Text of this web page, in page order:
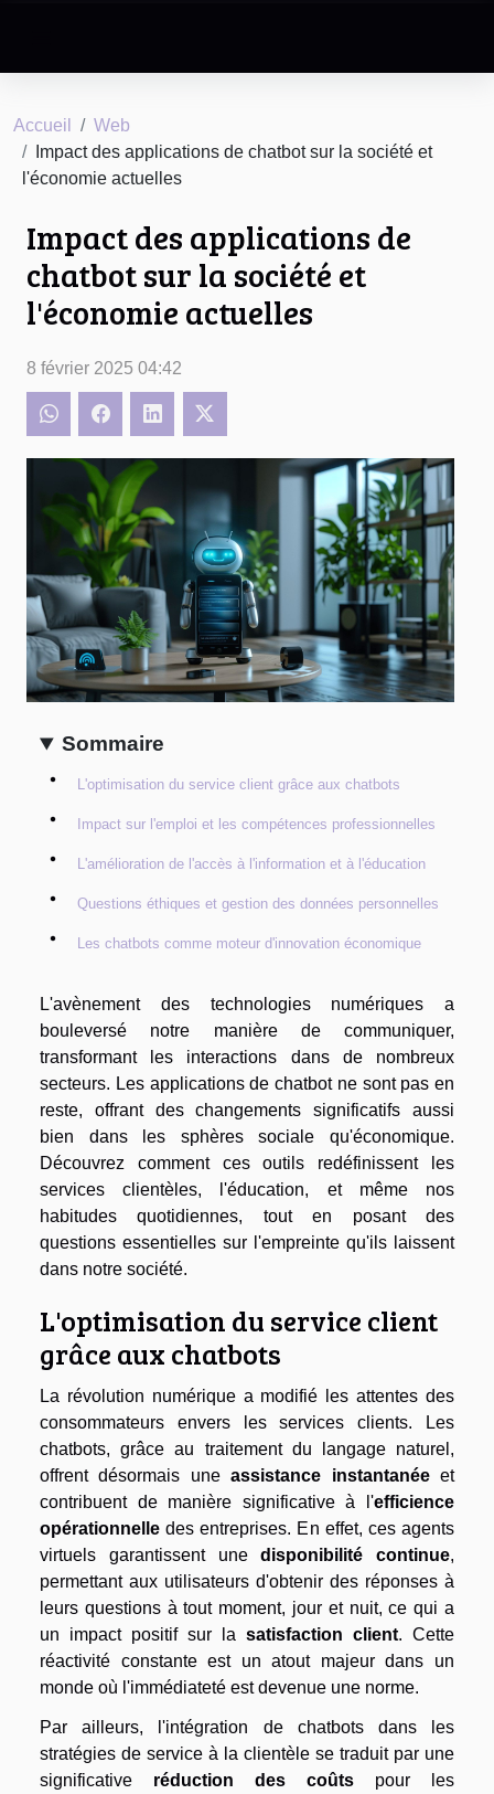
Accueil
Web
Impact des applications de chatbot sur la société et
l'économie actuelles
Impact des applications de
chatbot sur la société et
l'économie actuelles
8 février 2025 04:42
Sommaire
L'optimisation du service client grâce aux chatbots
Impact sur l'emploi et les compétences professionnelles
L'amélioration de l'accès à l'information et à l'éducation
Questions éthiques et gestion des données personnelles
Les chatbots comme moteur d'innovation économique
L'avènement des technologies numériques a
bouleversé notre manière de communiquer,
transformant les interactions dans de nombreux
secteurs. Les applications de chatbot ne sont pas en
reste, offrant des changements significatifs aussi
bien dans les sphères sociale qu'économique.
Découvrez comment ces outils redéfinissent les
services clientèles, l'éducation, et même nos
habitudes quotidiennes, tout en posant des
questions essentielles sur l'empreinte qu'ils laissent
dans notre société.
L'optimisation du service client
grâce aux chatbots
La révolution numérique a modifié les attentes des
consommateurs envers les services clients. Les
chatbots, grâce au traitement du langage naturel,
offrent désormais uneassistance instantanéeet
contribuent de manière significative à l'efficience
opérationnelle des entreprises. En effet, ces agents
virtuels garantissent unedisponibilité continue,
permettant aux utilisateurs d'obtenir des réponses à
leurs questions à tout moment, jour et nuit, ce qui a
un impact positif sur la satisfaction client. Cette
réactivité constante est un atout majeur dans un
monde où l'immédiateté est devenue une norme.
Par ailleurs, l'intégration de chatbots dans les
stratégies de service à la clientèle se traduit par une
significative réduction des coûts pour les